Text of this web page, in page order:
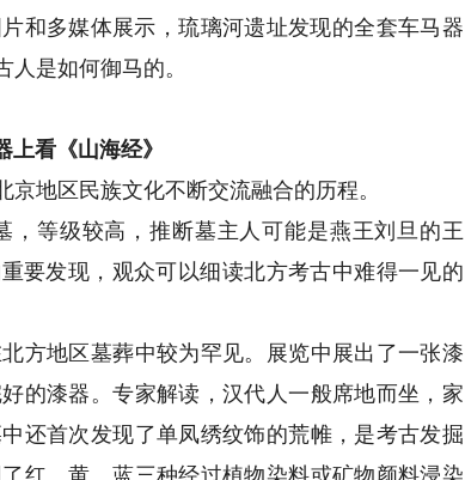
和多媒体展示，琉璃河遗址发现的全套车马器
是如何御马的。
看《山海经》
地区民族文化不断交流融合的历程。
等级较高，推断墓主人可能是燕王刘旦的王
要发现，观众可以细读北方考古中难得一见的
地区墓葬中较为罕见。展览中展出了一张漆
的漆器。专家解读，汉代人一般席地而坐，家
还首次发现了单凤绣纹饰的荒帷，是考古发掘
红、黄、蓝三种经过植物染料或矿物颜料浸染